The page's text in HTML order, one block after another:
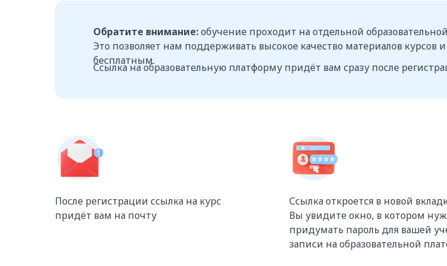
Обратите внимание:обучение проходит на отдельной
Это позволяет нам поддерживать высокое качество материалов курсов
бесплатным.
Ссылка на образовательную платформу придёт вам сразу после
После регистрации ссылка на курс
придёт вам на почту
Ссылка откроется в новой
Вы увидите окно, в котором
придумать пароль для вашей
записи на образовательной